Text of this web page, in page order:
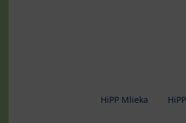
HiPP Mlieka